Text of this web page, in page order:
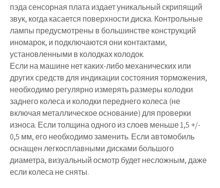
пэда сенсорная плата издает уникальный скрипящий
звук, когда касается поверхности диска. Контрольные
лампы предусмотрены в большинстве конструкций
иномарок, и подключаются они контактами,
установленными в колодках колодок.
Если на машине нет каких-либо механических или
других средств для индикации состояния торможения,
необходимо регулярно измерять размеры колодки
заднего колеса и колодки переднего колеса (не
включая металлическое основание) для проверки
износа. Если толщина одного из слоев меньше 1,5 +/-
0,5 мм, его необходимо заменить. Если автомобиль
оснащен легкосплавными дисками большого
диаметра, визуальный осмотр будет несложным, даже
если колеса не сняты.